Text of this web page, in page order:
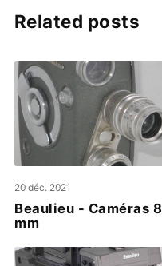
Related posts
20 déc. 2021
Beaulieu - Caméras 8
mm